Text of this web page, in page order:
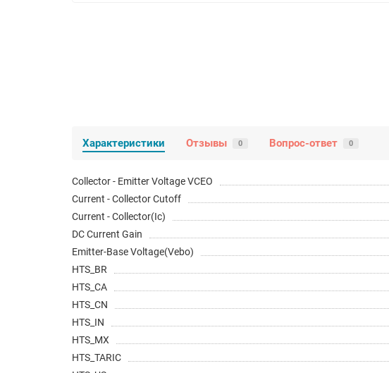
Характеристики Отзывы 0 Вопрос-ответ 0
Collector - Emitter Voltage VCEO
Current - Collector Cutoff
Current - Collector(Ic)
DC Current Gain
Emitter-Base Voltage(Vebo)
HTS_BR
HTS_CA
HTS_CN
HTS_IN
HTS_MX
HTS_TARIC